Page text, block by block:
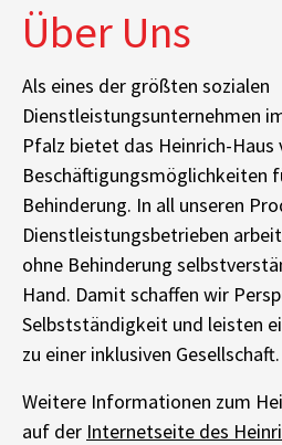
Über Uns
Als eines der größten sozialen
Dienstleistungsunternehmen
Pfalz bietet das Heinrich-
Beschäftigungsmöglichkeiten
Behinderung. In all unseren
Dienstleistungsbetrieben
ohne Behinderung
Hand. Damit schaffen wir
Selbstständigkeit und leisten
zu einer inklusiven Gesellschaft.
Weitere Informationen zum
auf der Internetseite des